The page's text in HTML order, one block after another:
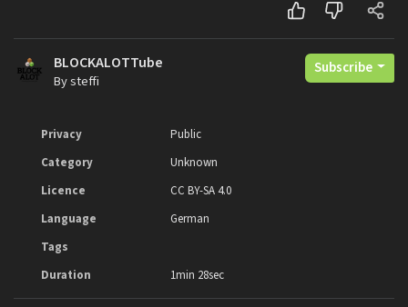
BLOCKALOTTube
By steffi
Subscribe
Privacy
Public
Category
Unknown
Licence
CC BY-SA 4.0
Language
German
Tags
Duration
1min 28sec